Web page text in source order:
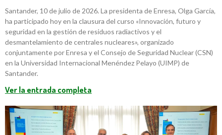
Santander, 10 de julio de 2026. La presidenta de Enresa, Olga García,
ha participado hoy en la clausura del curso «Innovación, futuro y
seguridad en la gestión de residuos radiactivos y el
desmantelamiento de centrales nucleares», organizado
conjuntamente por Enresa y el Consejo de Seguridad Nuclear (CSN)
en la Universidad Internacional Menéndez Pelayo (UIMP) de
Santander.
Ver la entrada completa